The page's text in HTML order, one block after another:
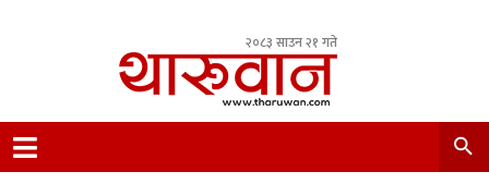
२०८३ साउन २१ गते
Nepal.